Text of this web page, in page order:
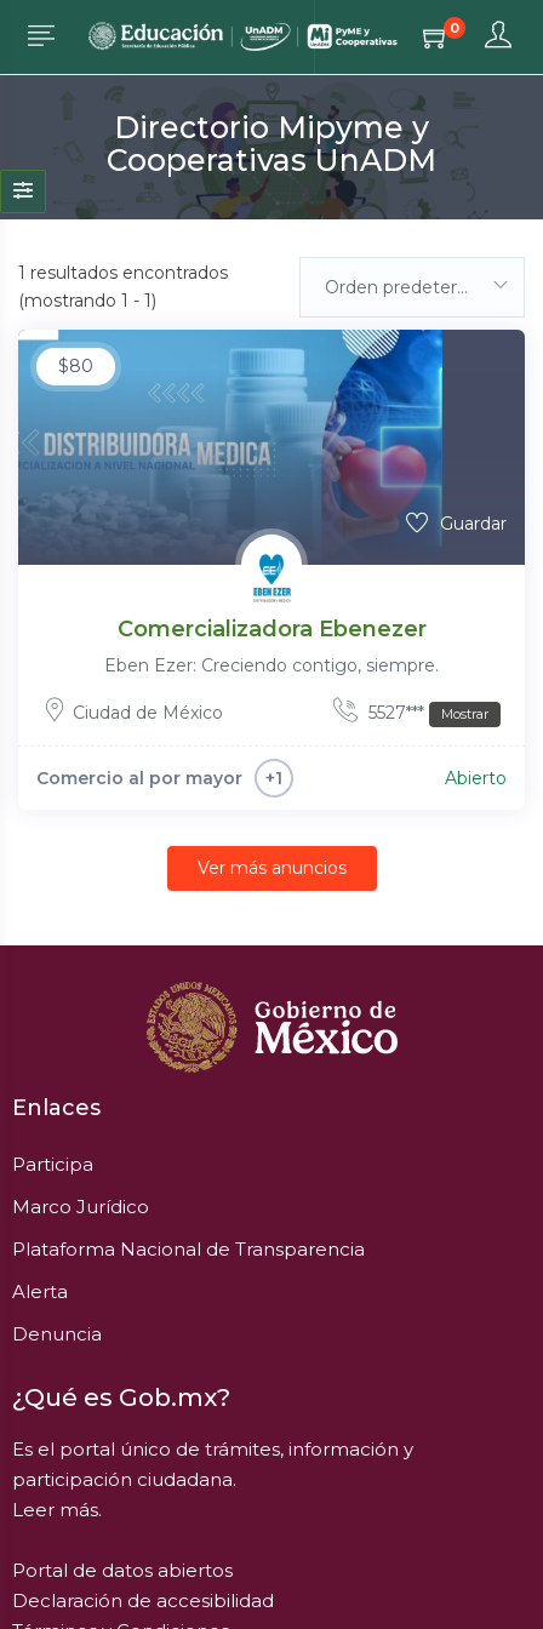
0
Directorio Mipyme y
Cooperativas UnADM
1 resultados encontrados
(mostrando 1 - 1)
Orden predeterminada
$80
Guardar
Comercializadora Ebenezer
Eben Ezer: Creciendo contigo, siempre.
Ciudad de México 5527*** Mostrar
Comercio al por mayor +1 Abierto
Ver más anuncios
Enlaces
Participa
Marco Jurídico
Plataforma Nacional de Transparencia
Alerta
Denuncia
¿Qué es Gob.mx?
Es el portal único de trámites, información y
participación ciudadana.
Leer más.
Portal de datos abiertos
Declaración de accesibilidad